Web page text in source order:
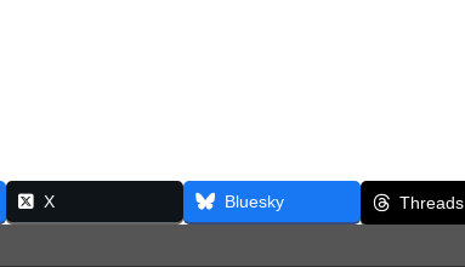
X Bluesky Threads